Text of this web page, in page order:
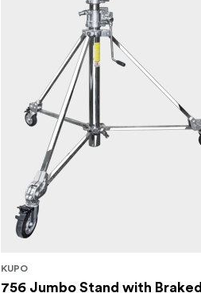
KUPO
756 Jumbo Stand with Braked